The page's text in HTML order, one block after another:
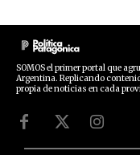
SOMOS el primer portal que
Argentina. Replicando
propia de noticias en cada